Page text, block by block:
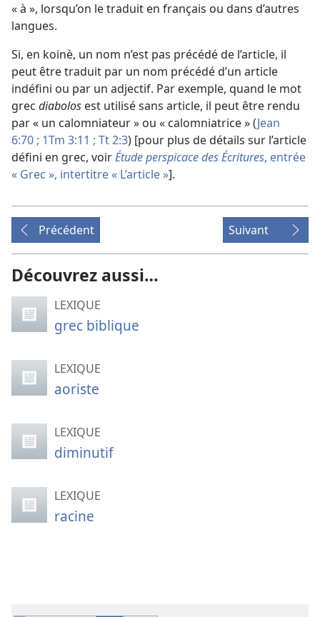
« à », lorsqu’on le traduit en français ou dans d’autres
langues.
Si, en koinè, un nom n’est pas précédé de l’article, il
peut être traduit par un nom précédé d’un article
indéfini ou par un adjectif. Par exemple, quand le mot
grec diabolos est utilisé sans article, il peut être rendu
par « un calomniateur » ou « calomniatrice » (Jean
6:70 ; 1Tm 3:11 ; Tt 2:3) [pour plus de détails sur l’article
défini en grec, voirÉtude perspicace des Écritures, entrée
« Grec », intertitre « L’article »].
Précédent Suivant
Découvrez aussi…
LEXIQUE
grec biblique
LEXIQUE
aoriste
LEXIQUE
diminutif
LEXIQUE
racine